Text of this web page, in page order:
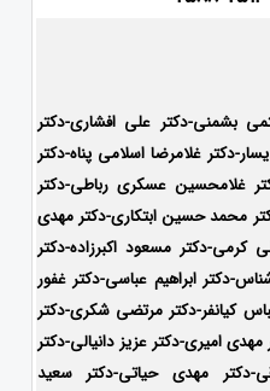
بشمنی-دکتر علی افشاری-دکتر
دکتر غلامرضا اسلامی پناه-دکتر
غلامحسین عسکری رباطی-دکتر
محمد حسین ابتکاری-دکتر مهدی
دکتر مسعود اکبرزاده-دکتر
دکتر ابراهیم عباسی-دکتر غفور
کیانفر-دکتر مرتضی شکری-دکتر
امیری-دکتر عزیز دانیالی-دکتر
دکتر مهدی حیاتی-دکتر سعید